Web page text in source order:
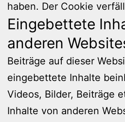
haben. Der Cookie
Eingebettete
anderen
Beiträge auf dieser
eingebettete Inhalte
Videos, Bilder, Beiträge
Inhalte von anderen